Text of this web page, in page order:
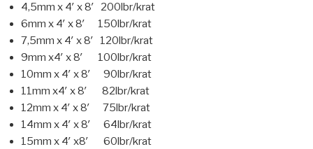
4,5mm x 4′ x 8′ 200lbr/krat
6mm x 4′ x 8′ 150lbr/krat
7,5mm x 4′ x 8′ 120lbr/krat
9mm x4′ x 8′ 100lbr/krat
10mm x 4′ x 8′ 90lbr/krat
11mm x4′ x 8′ 82lbr/krat
12mm x 4′ x 8′ 75lbr/krat
14mm x 4′ x 8′ 64lbr/krat
15mm x 4′ x8′ 60lbr/krat